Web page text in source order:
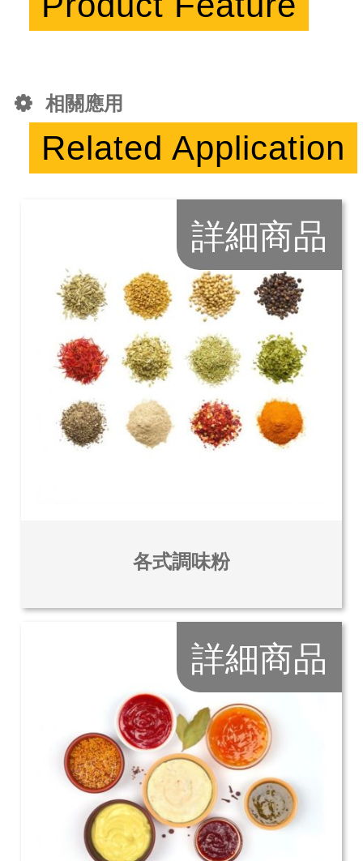
相關應用
Related Application
詳細商品
各式調味粉
詳細商品